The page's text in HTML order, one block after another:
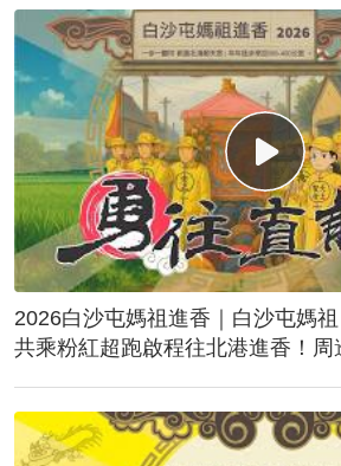
2026白沙屯媽祖進香｜白沙屯媽
共乘粉紅超跑啟程往北港進香！周